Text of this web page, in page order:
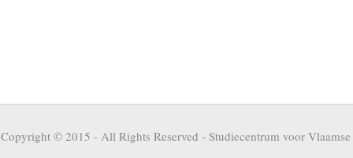
Copyright © 2015 - All Rights Reserved - Studiecentrum voor